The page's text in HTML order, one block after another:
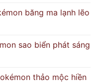
băng ma lạnh lẽo
sao biển phát sáng
thảo mộc hiền